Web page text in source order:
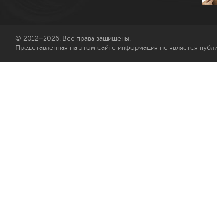
© 2012–2026. Все права защищены.
Представленная на этом сайте информация не является